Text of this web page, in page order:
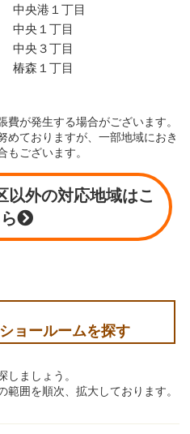
中央港１丁目
中央１丁目
中央３丁目
椿森１丁目
が発生する場合がございます。
めておりますが、一部地域におき
もございます。
以外の対応地域はこ
ョールームを探す
しましょう。
囲を順次、拡大しております。